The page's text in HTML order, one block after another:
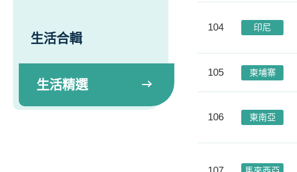
生活合輯
生活精選
104 印尼
105 柬埔寨
106 東南亞